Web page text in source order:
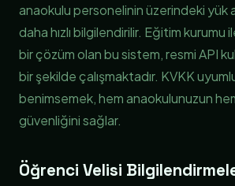
anaokulu personelinin üzerindeki yük
daha hızlı bilgilendirilir. Eğitim kurumu
bir çözüm olan bu sistem, resmi API
bir şekilde çalışmaktadır. KVKK
benimsemek, hem anaokulunuzun
güvenliğini sağlar.
Öğrenci Velisi